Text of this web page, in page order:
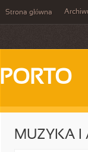
Strona główna
PORTO
MUZYKA I